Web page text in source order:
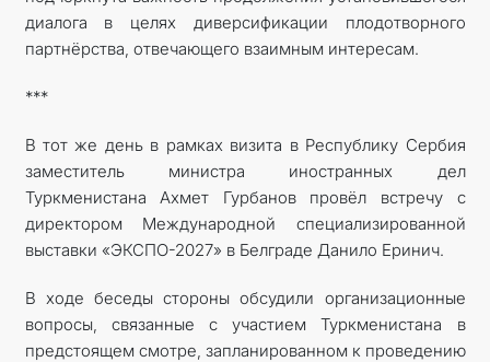
диалога в целях диверсификации плодотворного
партнёрства, отвечающего взаимным интересам.
***
В тот же день в рамках визита в Республику Сербия
заместитель министра иностранных дел
Туркменистана Ахмет Гурбанов провёл встречу с
директором Международной специализированной
выставки «ЭКСПО-2027» в Белграде Данило Еринич.
В ходе беседы стороны обсудили организационные
вопросы, связанные с участием Туркменистана в
предстоящем смотре, запланированном к проведению